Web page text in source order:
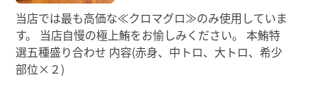
当店では最も高価な≪クロマグロ≫のみ使用していま
す。 当店自慢の極上鮪をお愉しみください。 本鮪特
選五種盛り合わせ 内容(赤身、中トロ、大トロ、希少
部位×２)